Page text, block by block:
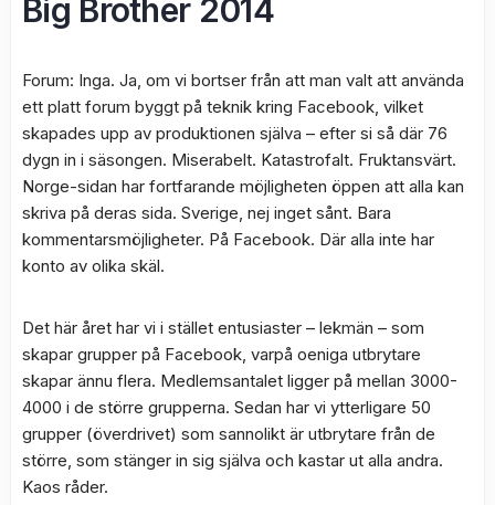
Big Brother 2014
Forum: Inga. Ja, om vi bortser från att man valt att använda
ett platt forum byggt på teknik kring Facebook, vilket
skapades upp av produktionen själva – efter si så där 76
dygn in i säsongen. Miserabelt. Katastrofalt. Fruktansvärt.
Norge-sidan har fortfarande möjligheten öppen att alla kan
skriva på deras sida. Sverige, nej inget sånt. Bara
kommentarsmöjligheter. På Facebook. Där alla inte har
konto av olika skäl.
Det här året har vi i stället entusiaster – lekmän – som
skapar grupper på Facebook, varpå oeniga utbrytare
skapar ännu flera. Medlemsantalet ligger på mellan 3000-
4000 i de större grupperna. Sedan har vi ytterligare 50
grupper (överdrivet) som sannolikt är utbrytare från de
större, som stänger in sig själva och kastar ut alla andra.
Kaos råder.